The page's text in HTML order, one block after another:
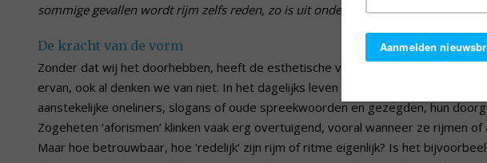
sommige gevallen wordt rijm zelfs reden, zo is uit onderzoek gebleken.
De kracht van de vorm
Zonder dat wij het doorhebben, heeft de esthetische vorm van een stelling
ervan, ook al denken we van niet. In het dagelijks leven blijken we zelden te
aanstekelijke oneliners, slogans of oude spreekwoorden en gezegden, hun
Zogeheten ‘aforismen’ klinken vaak erg overtuigend, vooral wanneer ze rijmen
Maar hoe betrouwbaar, hoe ‘redelijk’ zijn rijm of ritme eigenlijk? Is het